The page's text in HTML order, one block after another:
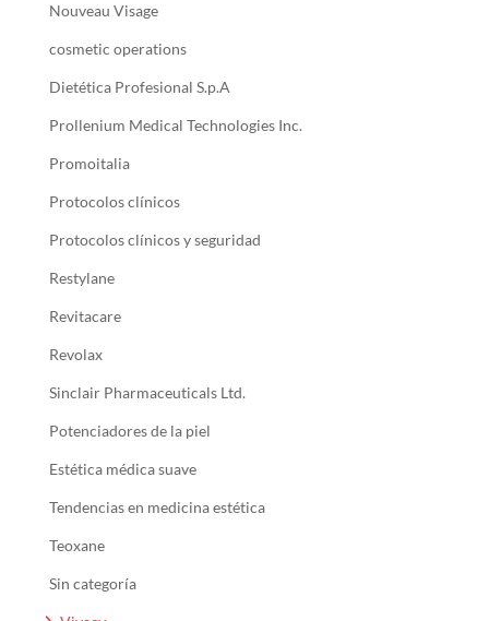
Nouveau Visage
cosmetic operations
Dietética Profesional S.p.A
Prollenium Medical Technologies Inc.
Promoitalia
Protocolos clínicos
Protocolos clínicos y seguridad
Restylane
Revitacare
Revolax
Sinclair Pharmaceuticals Ltd.
Potenciadores de la piel
Estética médica suave
Tendencias en medicina estética
Teoxane
Sin categoría